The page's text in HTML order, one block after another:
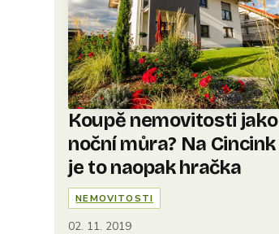
Koupě nemovitosti jako
noční můra? Na Cincink
je to naopak hračka
NEMOVITOSTI
02. 11. 2019